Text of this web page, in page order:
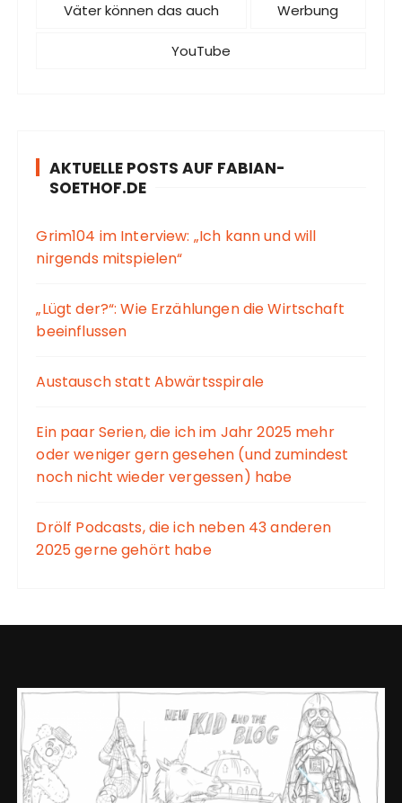
Väter können das auch Werbung
YouTube
AKTUELLE POSTS AUF FABIAN-
SOETHOF.DE
Grim104 im Interview: „Ich kann und will
nirgends mitspielen“
„Lügt der?“: Wie Erzählungen die Wirtschaft
beeinflussen
Austausch statt Abwärtsspirale
Ein paar Serien, die ich im Jahr 2025 mehr
oder weniger gern gesehen (und zumindest
noch nicht wieder vergessen) habe
Drölf Podcasts, die ich neben 43 anderen
2025 gerne gehört habe